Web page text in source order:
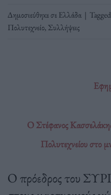
Δημοσιεύθηκε σεΕλλάδα | Tagged
Πολυτεχνείο, Συλλήψεις
Ο Στέφανος
Πολυτεχνείου στο
Ο πρόεδρος του